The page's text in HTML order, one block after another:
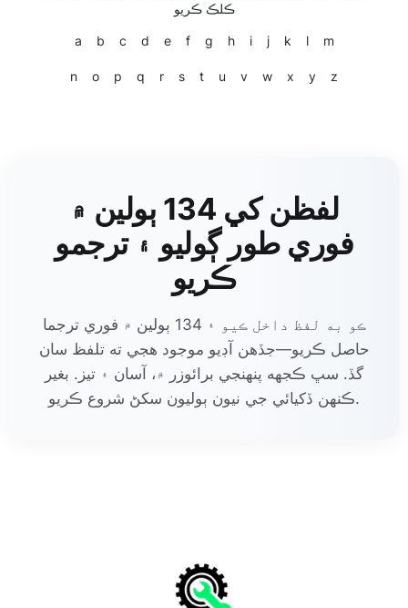
ڪلڪ ڪريو
a b c d e f g h i j k l m
n o p q r s t u v w x y z
لفظن کي 134 ٻولين ۾
فوري طور ڳوليو ۽ ترجمو
ڪريو
ڪو به لفظ داخل ڪيو ۽ 134 ٻولين ۾ فوري ترجما
حاصل ڪريو—جڏهن آڊيو موجود هجي ته تلفظ سان
گڏ. سڀ ڪجهه پنهنجي برائوزر ۾، آسان ۽ تيز. بغير
ڪنهن ڏکيائي جي نيون ٻوليون سکڻ شروع ڪريو.